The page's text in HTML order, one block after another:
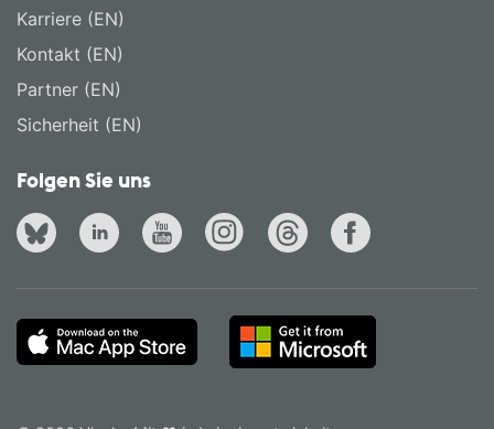
Karriere (EN)
Kontakt (EN)
Partner (EN)
Sicherheit (EN)
Folgen Sie uns